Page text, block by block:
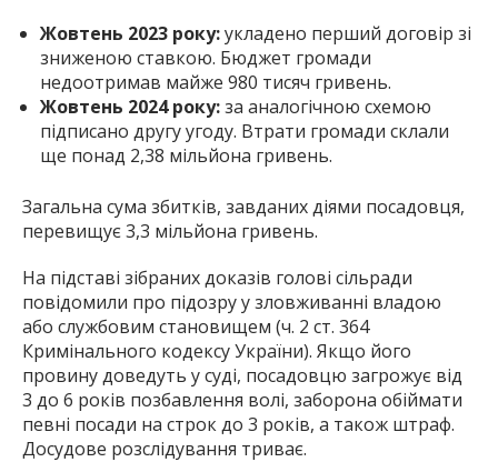
Жовтень 2023 року:укладено перший договір зі
зниженою ставкою. Бюджет громади
недоотримав майже 980 тисяч гривень.
Жовтень 2024 року:за аналогічною схемою
підписано другу угоду. Втрати громади склали
ще понад 2,38 мільйона гривень.
Загальна сума збитків, завданих діями посадовця,
перевищує 3,3 мільйона гривень.
На підставі зібраних доказів голові сільради
повідомили про підозру у зловживанні владою
або службовим становищем (ч. 2 ст. 364
Кримінального кодексу України). Якщо його
провину доведуть у суді, посадовцю загрожує від
3 до 6 років позбавлення волі, заборона обіймати
певні посади на строк до 3 років, а також штраф.
Досудове розслідування триває.